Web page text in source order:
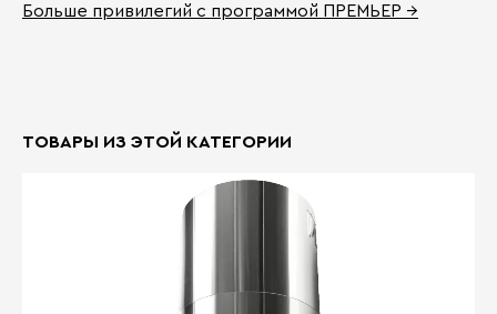
Больше привилегий с программой ПРЕМЬЕР →
ТОВАРЫ ИЗ ЭТОЙ КАТЕГОРИИ